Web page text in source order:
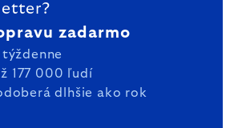
zadarmo
177 000 ľudí
dlhšie ako rok